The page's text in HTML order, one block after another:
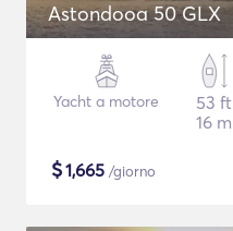
Astondooa 50 GLX
Yacht a motore
53 ft
16 m
$1,665 /giorno